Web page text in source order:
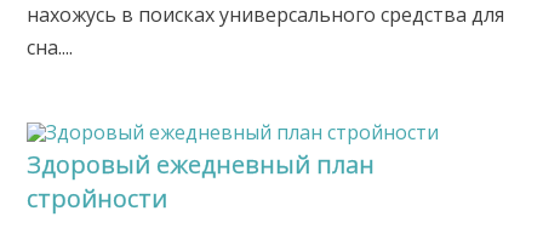
нахожусь в поисках универсального средства для
сна....
Здоровый ежедневный план
стройности